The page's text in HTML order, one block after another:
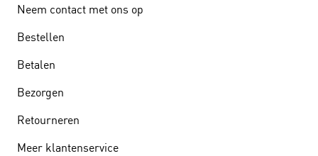
Neem contact met ons op
Bestellen
Betalen
Bezorgen
Retourneren
Meer klantenservice